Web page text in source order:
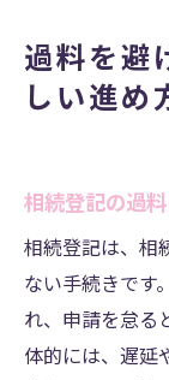
過料を避
しい進め
相続登記の過
相続登記は、相
ない手続きです
れ、申請を怠る
体的には、遅延